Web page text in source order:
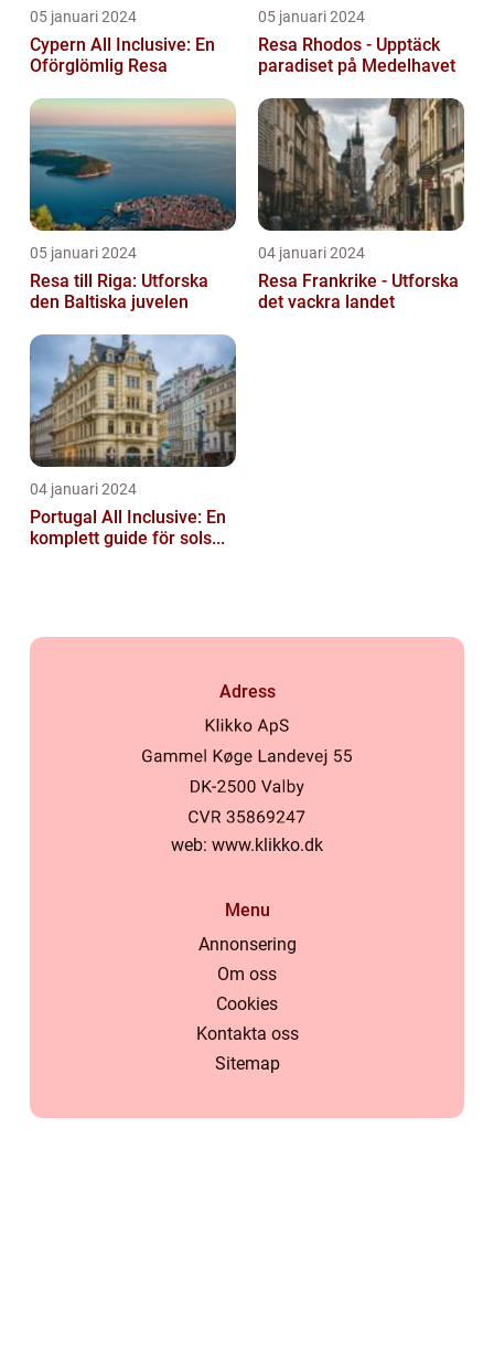
05 januari 2024
Cypern All Inclusive: En
Oförglömlig Resa
05 januari 2024
Resa Rhodos - Upptäck
paradiset på Medelhavet
05 januari 2024
Resa till Riga: Utforska
den Baltiska juvelen
04 januari 2024
Resa Frankrike - Utforska
det vackra landet
04 januari 2024
Portugal All Inclusive: En
komplett guide för sols...
Adress
web: www.klikko.dk
Menu
Annonsering
Om oss
Cookies
Kontakta oss
Sitemap